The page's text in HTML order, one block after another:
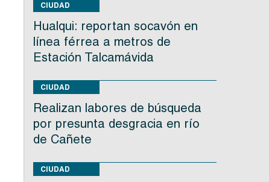
CIUDAD
Hualqui: reportan socavón en
línea férrea a metros de
Estación Talcamávida
CIUDAD
Realizan labores de búsqueda
por presunta desgracia en río
de Cañete
CIUDAD